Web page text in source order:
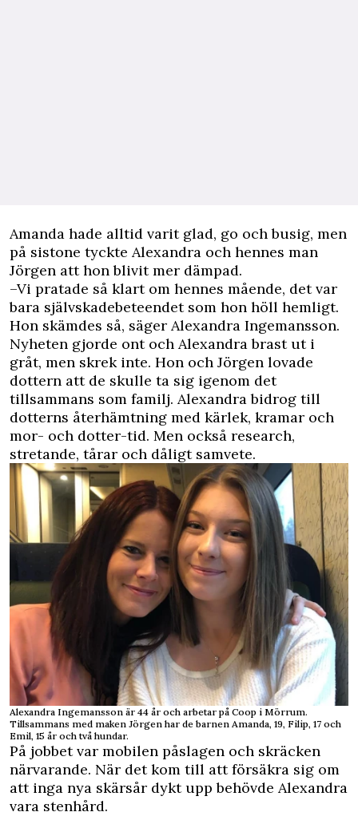
Amanda hade alltid varit glad, go och busig, men
på sistone tyckte Alexandra och hennes man
Jörgen att hon blivit mer dämpad.
–Vi pratade så klart om hennes mående, det var
bara självskadebeteendet som hon höll hemligt.
Hon skämdes så, säger Alexandra Ingemansson.
Nyheten gjorde ont och Alexandra brast ut i
gråt, men skrek inte. Hon och Jörgen lovade
dottern att de skulle ta sig igenom det
tillsammans som familj. Alexandra bidrog till
dotterns återhämtning med kärlek, kramar och
mor- och dotter-tid. Men också research,
stretande, tårar och dåligt samvete.
Alexandra Ingemansson är 44 år och arbetar på Coop i Mörrum.
Tillsammans med maken Jörgen har de barnen Amanda, 19, Filip, 17 och
Emil, 15 år och två hundar.
På jobbet var mobilen påslagen och skräcken
närvarande. När det kom till att försäkra sig om
att inga nya skärsår dykt upp behövde Alexandra
vara stenhård.